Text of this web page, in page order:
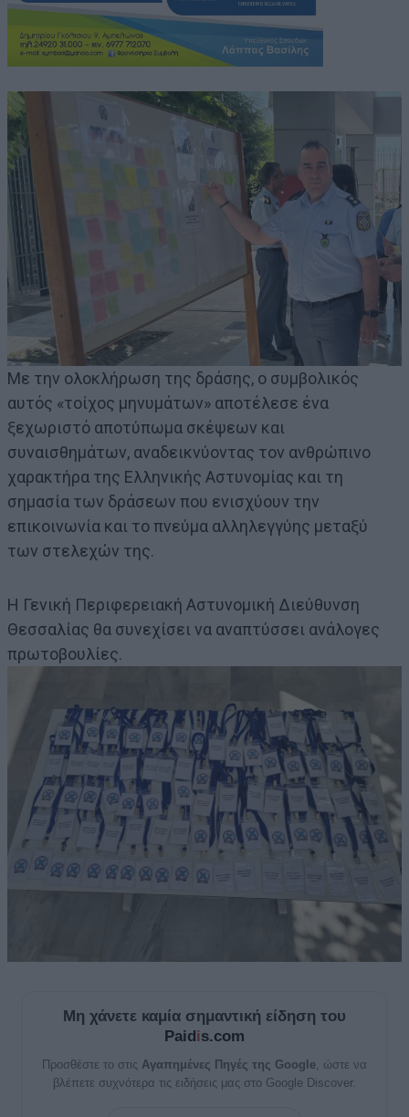
Με την ολοκλήρωση της δράσης, ο συμβολικός
αυτός «τοίχος μηνυμάτων» αποτέλεσε ένα
ξεχωριστό αποτύπωμα σκέψεων και
συναισθημάτων, αναδεικνύοντας τον ανθρώπινο
χαρακτήρα της Ελληνικής Αστυνομίας και τη
σημασία των δράσεων που ενισχύουν την
επικοινωνία και το πνεύμα αλληλεγγύης μεταξύ
των στελεχών της.
Η Γενική Περιφερειακή Αστυνομική Διεύθυνση
Θεσσαλίας θα συνεχίσει να αναπτύσσει ανάλογες
πρωτοβουλίες.
Μη χάνετε καμία σημαντική είδηση του
Paid is.com
Προσθέστε το στις Αγαπημένες Πηγές της Google, ώστε να
βλέπετε συχνότερα τις ειδήσεις μας στο Google Discover.